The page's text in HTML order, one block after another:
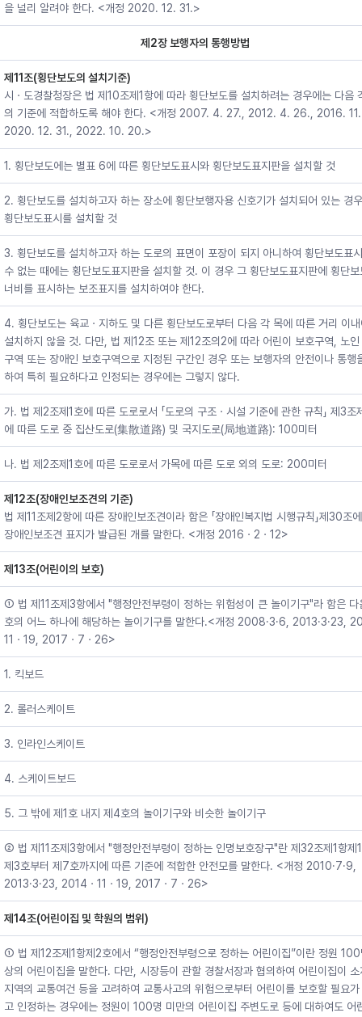
을 널리 알려야 한다. <개정 2020. 12. 31.>
제2장 보행자의 통행방법
제11조(횡단보도의 설치기준)
시ㆍ도경찰청장은 법 제10조제1항에 따라 횡단보도를 설치하려는 경우에는 다음
의 기준에 적합하도록 해야 한다. <개정 2007. 4. 27., 2012. 4. 26., 2016.
2020. 12. 31., 2022. 10. 20.>
1. 횡단보도에는 별표 6에 따른 횡단보도표시와 횡단보도표지판을 설치할 것
2. 횡단보도를 설치하고자 하는 장소에 횡단보행자용 신호기가 설치되어 있는 경
횡단보도표시를 설치할 것
3. 횡단보도를 설치하고자 하는 도로의 표면이 포장이 되지 아니하여 횡단보도표
수 없는 때에는 횡단보도표지판을 설치할 것. 이 경우 그 횡단보도표지판에 횡단보
너비를 표시하는 보조표지를 설치하여야 한다.
4. 횡단보도는 육교ㆍ지하도 및 다른 횡단보도로부터 다음 각 목에 따른 거리 이
설치하지 않을 것. 다만, 법 제12조 또는 제12조의2에 따라 어린이 보호구역, 노인
구역 또는 장애인 보호구역으로 지정된 구간인 경우 또는 보행자의 안전이나 통행
하여 특히 필요하다고 인정되는 경우에는 그렇지 않다.
가. 법 제2조제1호에 따른 도로로서 「도로의 구조ㆍ시설 기준에 관한 규칙」 제3조
에 따른 도로 중 집산도로(集散道路) 및 국지도로(局地道路): 100미터
나. 법 제2조제1호에 따른 도로로서 가목에 따른 도로 외의 도로: 200미터
제12조(장애인보조견의 기준)
법 제11조제2항에 따른 장애인보조견이라 함은 「장애인복지법 시행규칙」제30조
장애인보조견 표지가 발급된 개를 말한다. <개정 2016ㆍ2ㆍ12>
제13조(어린이의 보호)
① 법 제11조제3항에서 "행정안전부령이 정하는 위험성이 큰 놀이기구"라 함은 다
호의 어느 하나에 해당하는 놀이기구를 말한다.<개정 2008·3·6, 2013·3·23,
11ㆍ19, 2017ㆍ7ㆍ26>
1. 킥보드
2. 롤러스케이트
3. 인라인스케이트
4. 스케이트보드
5. 그 밖에 제1호 내지 제4호의 놀이기구와 비슷한 놀이기구
② 법 제11조제3항에서 "행정안전부령이 정하는 인명보호장구"란 제32조제1항제
제3호부터 제7호까지에 따른 기준에 적합한 안전모를 말한다. <개정 2010·7·9,
2013·3·23, 2014ㆍ11ㆍ19, 2017ㆍ7ㆍ26>
제14조(어린이집 및 학원의 범위)
① 법 제12조제1항제2호에서 “행정안전부령으로 정하는 어린이집”이란 정원
상의 어린이집을 말한다. 다만, 시장등이 관할 경찰서장과 협의하여 어린이집이 소
지역의 교통여건 등을 고려하여 교통사고의 위험으로부터 어린이를 보호할 필요
고 인정하는 경우에는 정원이 100명 미만의 어린이집 주변도로 등에 대하여도 어